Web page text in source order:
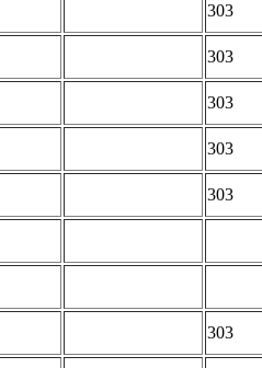
303
303
303
303
303
303